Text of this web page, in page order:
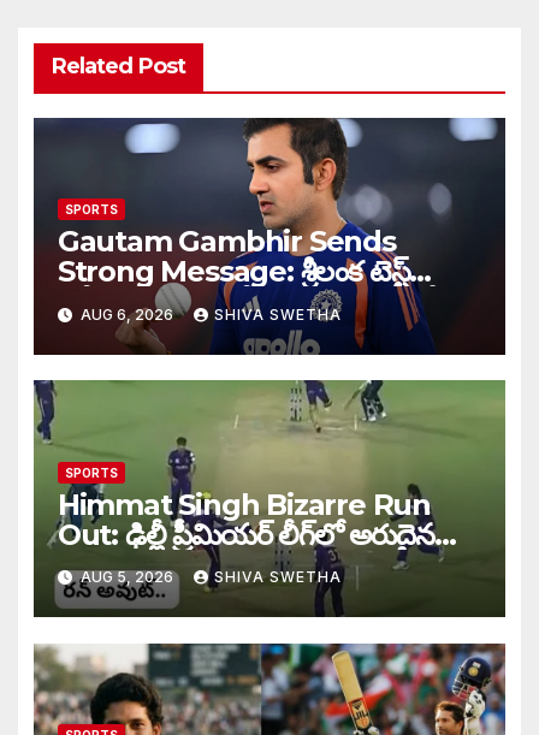
Related Post
SPORTS
Gautam Gambhir Sends
Strong Message: శ్రీలంక టెస్ట్
సిరీస్‌కు ముందు టీమిండియాకు గంభీర్
వార్నింగ్…
AUG 6, 2026 SHIVA SWETHA
SPORTS
Himmat Singh Bizarre Run
Out: ఢిల్లీ ప్రీమియర్ లీగ్‌లో అరుదైన
రనౌట్ ఘటన వైరల్.
AUG 5, 2026 SHIVA SWETHA